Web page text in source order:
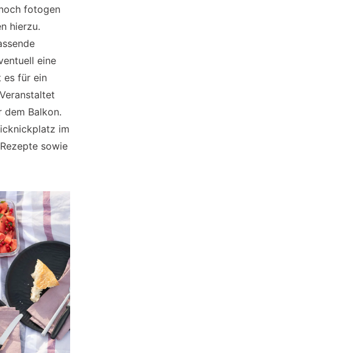
fotogen
hierzu.
eine
es für ein
dem Balkon.
im
sowie